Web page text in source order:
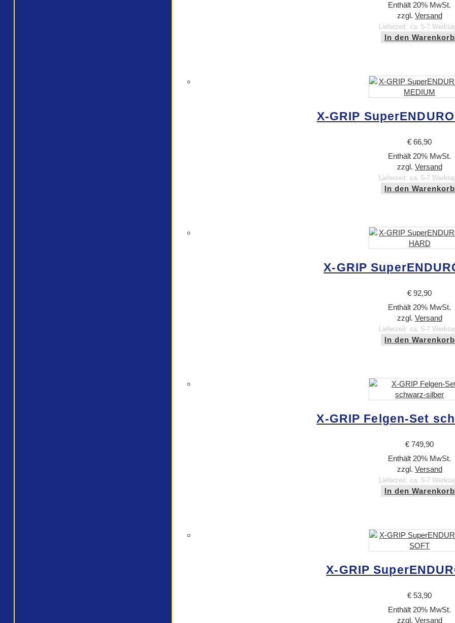
Enthält 20% MwSt.
zzgl. Versand
Lieferzeit: ca. 5-7
In den Warenkorb
X-GRIP
€ 66,90
Enthält 20% MwSt.
zzgl. Versand
Lieferzeit: ca. 5-7
In den Warenkorb
X-GRIP
€ 92,90
Enthält 20% MwSt.
zzgl. Versand
Lieferzeit: ca. 5-7
In den Warenkorb
X-GRIP Felgen-Set
€ 749,90
Enthält 20% MwSt.
zzgl. Versand
Lieferzeit: ca. 5-7
In den Warenkorb
X-GRIP
€ 53,90
Enthält 20% MwSt.
zzgl. Versand